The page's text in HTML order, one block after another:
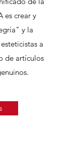
es crear y
y la
a
de artículos